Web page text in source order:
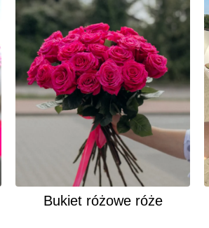
Bukiet różowe róże